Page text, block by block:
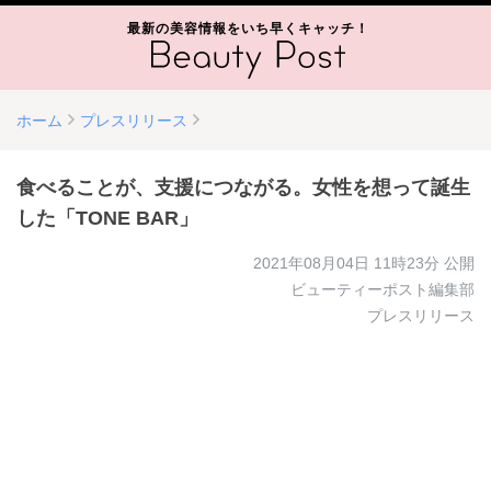
最新の美容情報をいち早くキャッチ！
ホーム プレスリリース
食べることが、支援につながる。女性を想って誕生
した「TONE BAR」
2021年08月04日 11時23分 公開
ビューティーポスト編集部
プレスリリース